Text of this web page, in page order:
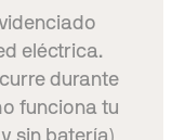
eléctrica.
durante
funciona tu